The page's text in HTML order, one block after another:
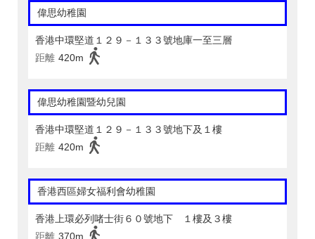
偉思幼稚園
香港中環堅道１２９－１３３號地庫一至三層
距離 420m
偉思幼稚園暨幼兒園
香港中環堅道１２９－１３３號地下及１樓
距離 420m
香港西區婦女福利會幼稚園
香港上環必列啫士街６０號地下 １樓及３樓
距離 370m